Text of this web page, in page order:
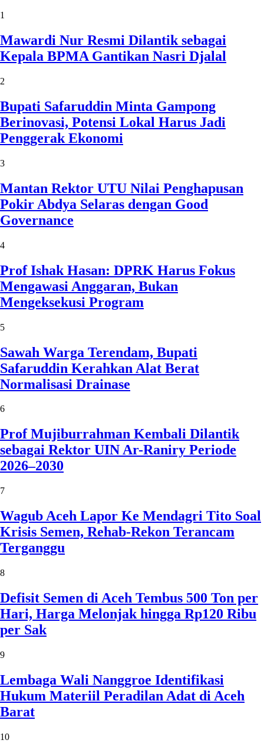
1
Mawardi Nur Resmi Dilantik sebagai
Kepala BPMA Gantikan Nasri Djalal
2
Bupati Safaruddin Minta Gampong
Berinovasi, Potensi Lokal Harus Jadi
Penggerak Ekonomi
3
Mantan Rektor UTU Nilai Penghapusan
Pokir Abdya Selaras dengan Good
Governance
4
Prof Ishak Hasan: DPRK Harus Fokus
Mengawasi Anggaran, Bukan
Mengeksekusi Program
5
Sawah Warga Terendam, Bupati
Safaruddin Kerahkan Alat Berat
Normalisasi Drainase
6
Prof Mujiburrahman Kembali Dilantik
sebagai Rektor UIN Ar-Raniry Periode
2026–2030
7
Wagub Aceh Lapor Ke Mendagri Tito Soal
Krisis Semen, Rehab-Rekon Terancam
Terganggu
8
Defisit Semen di Aceh Tembus 500 Ton per
Hari, Harga Melonjak hingga Rp120 Ribu
per Sak
9
Lembaga Wali Nanggroe Identifikasi
Hukum Materiil Peradilan Adat di Aceh
Barat
10